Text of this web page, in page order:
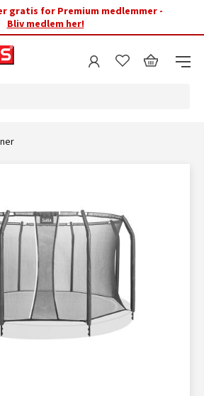
gratis for Premium medlemmer -
Bliv medlem her!